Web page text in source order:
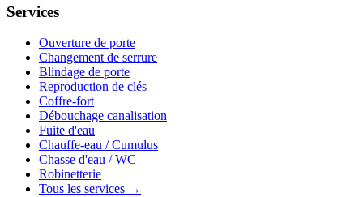
Services
Ouverture de porte
Changement de serrure
Blindage de porte
Reproduction de clés
Coffre-fort
Débouchage canalisation
Fuite d'eau
Chauffe-eau / Cumulus
Chasse d'eau / WC
Robinetterie
Tous les services →